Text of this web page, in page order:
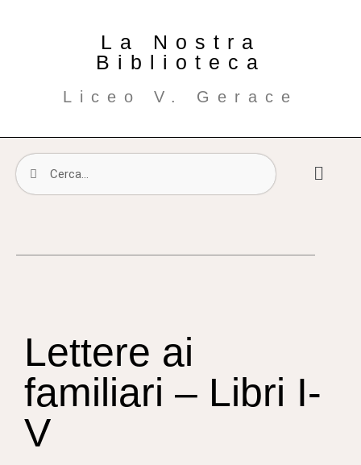
La Nostra
Biblioteca
Liceo V. Gerace
Lettere ai
familiari – Libri I-
V